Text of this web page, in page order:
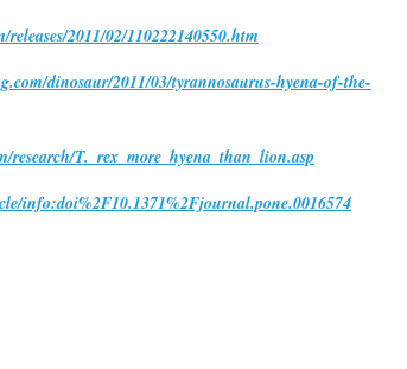
2011/02/110222140550.htm
dinosaur/2011/03/tyrannosaurus-hyena-of-the-
research/T._rex_more_hyena_than_lion.asp
info:doi%2F10.1371%2Fjournal.pone.0016574